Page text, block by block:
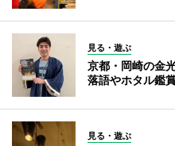
見る・遊ぶ
京都・岡崎の金
落語やホタル鑑
見る・遊ぶ